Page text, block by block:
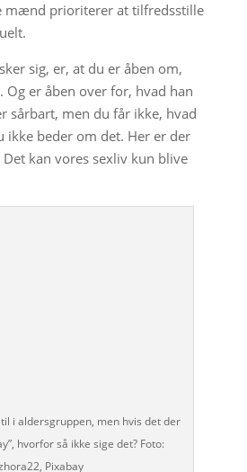
mænd prioriterer at tilfredsstille
sig, er, at du er åben om,
. Og er åben over for, hvad han
sårbart, men du får ikke, hvad
ikke beder om det. Her er der
kan vores sexliv kun blive
i aldersgruppen, men hvis det der
hvorfor så ikke sige det? Foto:
Pixabay